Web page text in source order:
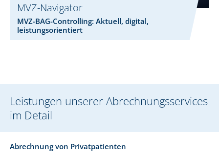
MVZ-Navigator
MVZ-BAG-Controlling: Aktuell, digital,
leistungsorientiert
Leistungen unserer Abrechnungsservices
im Detail
Abrechnung von Privatpatienten